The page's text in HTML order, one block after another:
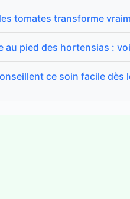
tomates transforme
au pied des hortensias :
ce soin facile dès